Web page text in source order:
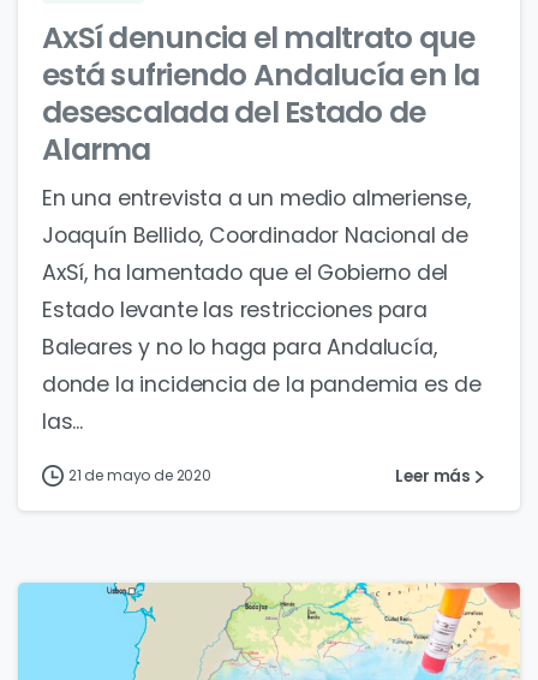
AxSí denuncia el maltrato que
está sufriendo Andalucía en la
desescalada del Estado de
Alarma
En una entrevista a un medio almeriense,
Joaquín Bellido, Coordinador Nacional de
AxSí, ha lamentado que el Gobierno del
Estado levante las restricciones para
Baleares y no lo haga para Andalucía,
donde la incidencia de la pandemia es de
las...
21 de mayo de 2020 Leer más